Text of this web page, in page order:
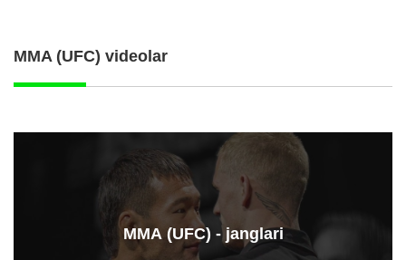
MMA (UFC) videolar
ММА (UFC) - janglari